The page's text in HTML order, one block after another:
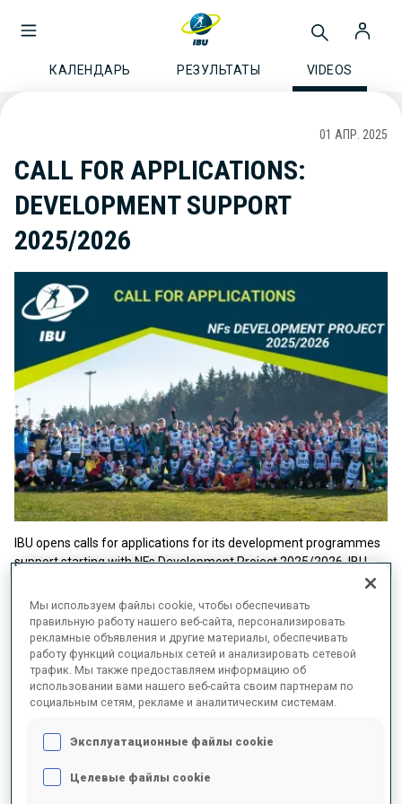
КАЛЕНДАРЬ РЕЗУЛЬТАТЫ VIDEOS
01 АПР. 2025
CALL FOR APPLICATIONS:
DEVELOPMENT SUPPORT
2025/2026
IBU opens calls for applications for its development programmes
support starting with NFs Development Project 2025/2026, IBU
Distribution and more.
Last week IBU offered two sessions for the National Member
Federations (26th of March 2025) to inform about the IBU
Academy activities, the Development Project principles, the IBU-
IOC Camp schedule, the Biathlon for All project, Summer Regional
Events and more. Allrecordings and shared informationare
not have an account yet, please register here:
Мы используем файлы cookie, чтобы обеспечивать
правильную работу нашего веб-сайта, персонализировать
рекламные объявления и другие материалы, обеспечивать
работу функций социальных сетей и анализировать сетевой
трафик. Мы также предоставляем информацию об
использовании вами нашего веб-сайта своим партнерам по
социальным сетям, рекламе и аналитическим системам.
Эксплуатационные файлы cookie
Целевые файлы cookie